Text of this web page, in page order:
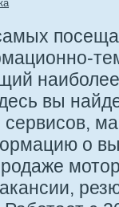
вы
о